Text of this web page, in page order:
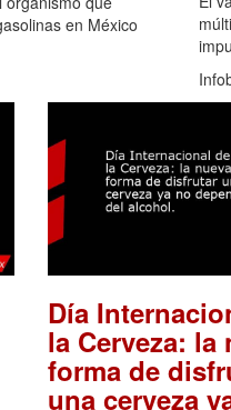
en México
Día
la Cerveza: la
forma de
una cerveza